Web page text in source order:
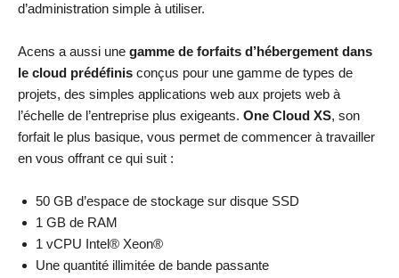
d’administration simple à utiliser.
Acens a aussi une gamme de forfaits d’hébergement dans
le cloud prédéfinis conçus pour une gamme de types de
projets, des simples applications web aux projets web à
l’échelle de l’entreprise plus exigeants. One Cloud XS, son
forfait le plus basique, vous permet de commencer à travailler
en vous offrant ce qui suit :
50 GB d’espace de stockage sur disque SSD
1 GB de RAM
1 vCPU Intel® Xeon®
Une quantité illimitée de bande passante